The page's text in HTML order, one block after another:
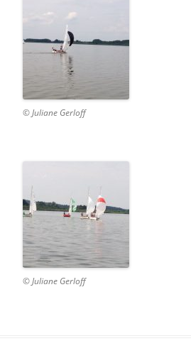
© Juliane Gerloff
© Juliane Gerloff